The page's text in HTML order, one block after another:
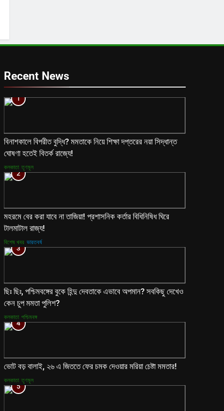
Recent News
1
বিনাশকালে বিপরীত বুদ্ধি? মমতাকে নিয়ে শিক্ষা দপ্তরের নয়া সিদ্ধান্ত
ঘোষণা হতেই বিতর্ক রাজ্যে!
কলকাতা তৃণমূল
2
মহরমে বের করা যাবে না তাজিয়া! প্রশাসনিক কর্তার বিধিনিষিধ ঘিরে
টালমাটাল রাজ্য!
বিশেষ খবর ভারতবর্ষ
3
ছিঃ ছিঃ, পশ্চিমবঙ্গের বুকে হিন্দু দেবতাকে এভাবে অপমান? সবকিছু দেখেও
কেন চুপ মমতা পুলিশ?
কলকাতা পশ্চিমবঙ্গ
4
ভোট বড় বালাই, ২৬ এ জিততে ফের চমক দেওয়ার মরিয়া চেষ্টা মমতার!
কলকাতা তৃণমূল
5